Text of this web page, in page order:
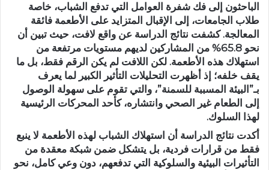
الباحثون إلى فك شفرة العوامل التي تدفع الشباب، خاصة
طلاب الجامعات، إلى الإقبال المتزايد على الأطعمة فائقة
المعالجة. كشفت نتائج الدراسة عن واقع لافت، حيث تبين أن
نحو 65.8% من المشاركين لديهم مستويات مرتفعة من
استهلاك هذه الأطعمة. لكن اللافت لم يكن الرقم فقط، بل ما
يقف خلفه؛ إذ أظهرت التحليلات التأثير الكبير لما يعرف
بـ”البيئة المسببة للسمنة”، والتي تقوم على سهولة الوصول
إلى الطعام غير الصحي وانتشاره، كأحد المحركات الرئيسية
لهذا السلوك.
أكدت نتائج الدراسة أن استهلاك الشباب لهذه الأطعمة لا ينبع
فقط من قرارات فردية، بل يتشكل ضمن شبكة معقدة من
التأثيرات البيئية والسلوكية التي تدفعهم، دون وعي كامل، نحو